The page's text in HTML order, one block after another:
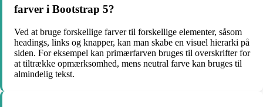
farver i Bootstrap 5?
Ved at bruge forskellige farver til forskellige elementer, såsom
headings, links og knapper, kan man skabe en visuel hierarki på
siden. For eksempel kan primærfarven bruges til overskrifter for
at tiltrække opmærksomhed, mens neutral farve kan bruges til
almindelig tekst.